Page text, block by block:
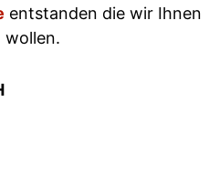
entstanden die wir Ihnen
wollen.